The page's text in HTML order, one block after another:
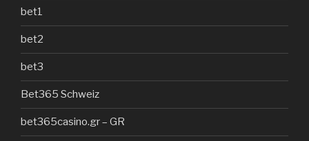
bet1
bet2
bet3
Bet365 Schweiz
bet365casino.gr – GR